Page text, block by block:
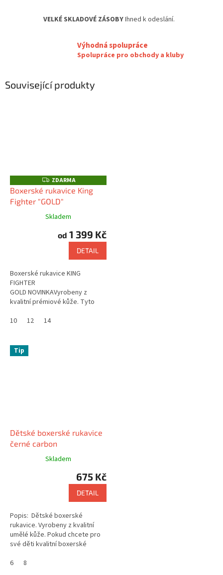
VELKÉ SKLADOVÉ ZÁSOBYIhned k odeslání.
Výhodná spolupráce
Spolupráce pro obchody a kluby
Související produkty
Z
D
A
R
A
ZDARMA
Boxerské rukavice King
Fighter "GOLD"
Skladem
od 1 399 Kč
DETAIL
Boxerské rukavice KING
FIGHTER
GOLD NOVINKAVyrobeny z
kvalitní prémiové kůže. Tyto
použít pro závodní, i tréninkové
10 12 14
Tip
Dětské boxerské rukavice
černé carbon
Skladem
675 Kč
DETAIL
Popis: Dětské boxerské
rukavice. Vyrobeny z kvalitní
umělé kůže. Pokud chcete pro
své děti kvalitní boxerské
ruka je v nich pevně sevřená,...
6 8